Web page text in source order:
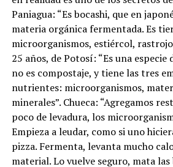
Paniagua: “Es bocashi, que en
materia orgánica fermentada. Es
microorganismos, estiércol,
25 años, de Potosí: “Es una
no es compostaje, y tiene las tres
nutrientes: microorganismos,
minerales”. Chueca: “Agregamos
poco de levadura, los
Empieza a leudar, como si uno
pizza. Fermenta, levanta mucho
material. Lo vuelve seguro, mata